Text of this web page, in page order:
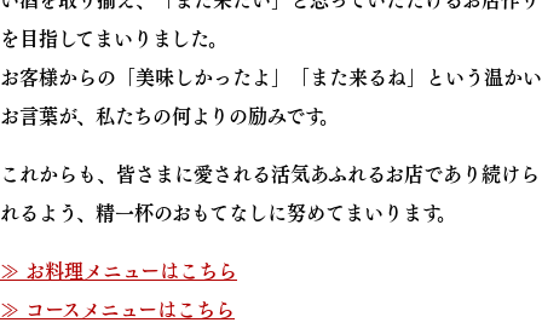
を目指してまいりました。
お客様からの「美味しかったよ」「また来るね」という温かい
お言葉が、私たちの何よりの励みです。
これからも、皆さまに愛される活気あふれるお店であり続けら
れるよう、精一杯のおもてなしに努めてまいります。
≫ お料理メニューはこちら
≫ コースメニューはこちら